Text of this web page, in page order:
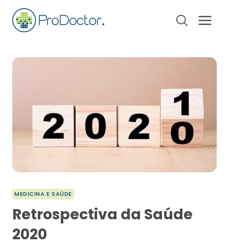
Pular
para
MEDICINA E SAÚDE
Retrospectiva da Saúde
2020